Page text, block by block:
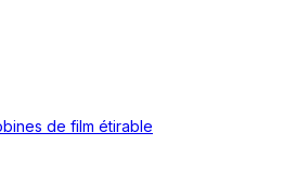
de film étirable